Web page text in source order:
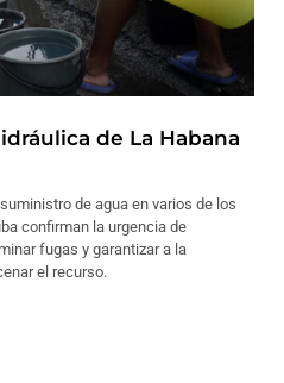
de La Habana
de agua en varios de los
confirman la urgencia de
fugas y garantizar a la
el recurso.